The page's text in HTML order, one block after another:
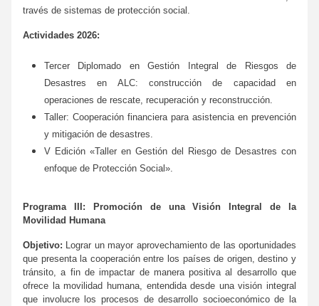
través de sistemas de protección social.
Actividades 2026:
Tercer Diplomado en Gestión Integral de Riesgos de
Desastres en ALC: construcción de capacidad en
operaciones de rescate, recuperación y reconstrucción.
Taller: Cooperación financiera para asistencia en prevención
y mitigación de desastres.
V Edición «Taller en Gestión del Riesgo de Desastres con
enfoque de Protección Social».
Programa III: Promoción de una Visión Integral de la
Movilidad Humana
Objetivo: Lograr un mayor aprovechamiento de las oportunidades
que presenta la cooperación entre los países de origen, destino y
tránsito, a fin de impactar de manera positiva al desarrollo que
ofrece la movilidad humana, entendida desde una visión integral
que involucre los procesos de desarrollo socioeconómico de la